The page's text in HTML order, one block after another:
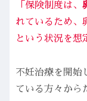
「保険制度は、
れているため、
という状況を想
不妊治療を開始
ている方々から